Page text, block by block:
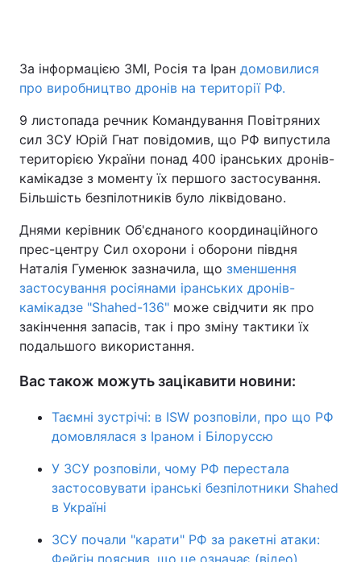
За інформацією ЗМІ, Росія та Іран домовилися
про виробництво дронів на території РФ.
9 листопада речник Командування Повітряних
сил ЗСУ Юрій Гнат повідомив, що РФ випустила
територією України понад 400 іранських дронів-
камікадзе з моменту їх першого застосування.
Більшість безпілотників було ліквідовано.
Днями керівник Об'єднаного координаційного
прес-центру Сил охорони і оборони півдня
Наталія Гуменюк зазначила, що зменшення
застосування росіянами іранських дронів-
камікадзе "Shahed-136" може свідчити як про
закінчення запасів, так і про зміну тактики їх
подальшого використання.
Вас також можуть зацікавити новини:
Таємні зустрічі: в ISW розповіли, про що РФ
домовлялася з Іраном і Білоруссю
У ЗСУ розповіли, чому РФ перестала
застосовувати іранські безпілотники Shahed
в Україні
ЗСУ почали "карати" РФ за ракетні атаки:
Фейгін пояснив, що це означає (відео)